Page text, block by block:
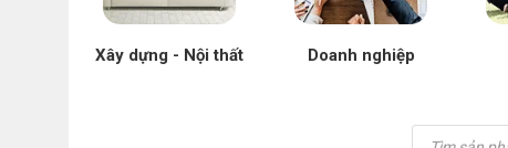
Xây dựng - Nội thất Doanh nghiệp
Tìm